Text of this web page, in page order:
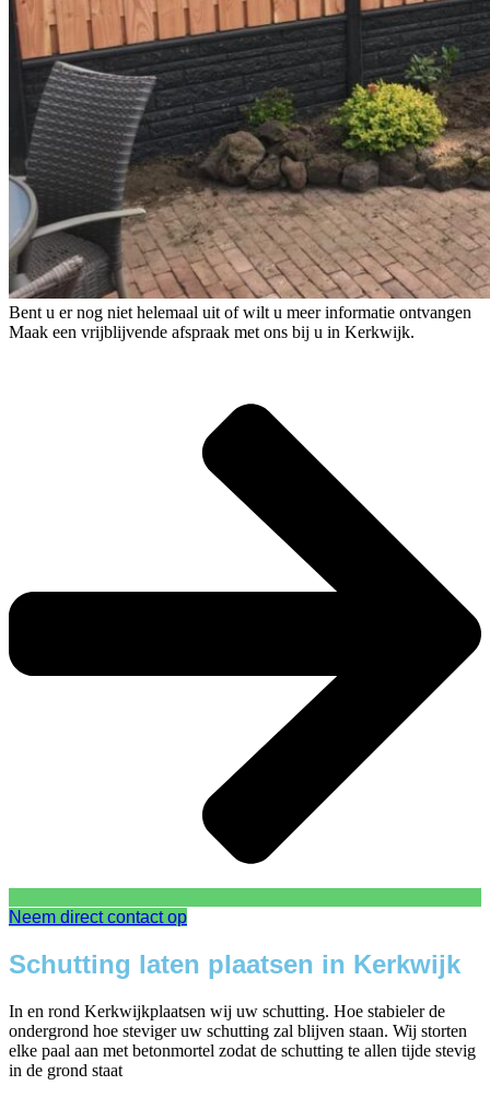
Bent u er nog niet helemaal uit of wilt u meer informatie ontvangen
Maak een vrijblijvende afspraak met ons bij u in Kerkwijk.
Neem direct contact op
Schutting laten plaatsen in Kerkwijk
In en rond Kerkwijkplaatsen wij uw schutting. Hoe stabieler de
ondergrond hoe steviger uw schutting zal blijven staan. Wij storten
elke paal aan met betonmortel zodat de schutting te allen tijde stevig
in de grond staat